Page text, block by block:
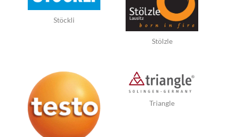
Stöckli
Stölzle
Triangle